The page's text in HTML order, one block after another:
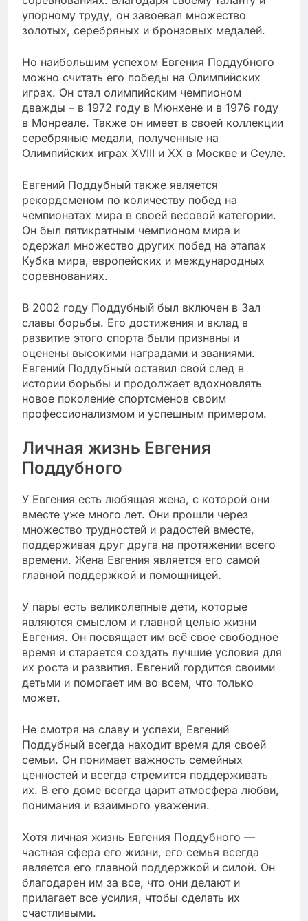
упорному труду, он завоевал множество
золотых, серебряных и бронзовых медалей.
Но наибольшим успехом Евгения Поддубного
можно считать его победы на Олимпийских
играх. Он стал олимпийским чемпионом
дважды – в 1972 году в Мюнхене и в 1976 году
в Монреале. Также он имеет в своей коллекции
серебряные медали, полученные на
Олимпийских играх XVIII и XX в Москве и Сеуле.
Евгений Поддубный также является
рекордсменом по количеству побед на
чемпионатах мира в своей весовой категории.
Он был пятикратным чемпионом мира и
одержал множество других побед на этапах
Кубка мира, европейских и международных
соревнованиях.
В 2002 году Поддубный был включен в Зал
славы борьбы. Его достижения и вклад в
развитие этого спорта были признаны и
оценены высокими наградами и званиями.
Евгений Поддубный оставил свой след в
истории борьбы и продолжает вдохновлять
новое поколение спортсменов своим
профессионализмом и успешным примером.
Личная жизнь Евгения
Поддубного
У Евгения есть любящая жена, с которой они
вместе уже много лет. Они прошли через
множество трудностей и радостей вместе,
поддерживая друг друга на протяжении всего
времени. Жена Евгения является его самой
главной поддержкой и помощницей.
У пары есть великолепные дети, которые
являются смыслом и главной целью жизни
Евгения. Он посвящает им всё свое свободное
время и старается создать лучшие условия для
их роста и развития. Евгений гордится своими
детьми и помогает им во всем, что только
может.
Не смотря на славу и успехи, Евгений
Поддубный всегда находит время для своей
семьи. Он понимает важность семейных
ценностей и всегда стремится поддерживать
их. В его доме всегда царит атмосфера любви,
понимания и взаимного уважения.
Хотя личная жизнь Евгения Поддубного —
частная сфера его жизни, его семья всегда
является его главной поддержкой и силой. Он
благодарен им за все, что они делают и
прилагает все усилия, чтобы сделать их
счастливыми.